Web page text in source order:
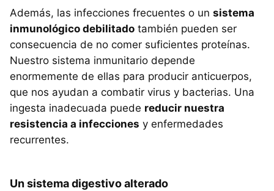
Además, las infecciones frecuentes o un sistema
inmunológico debilitado también pueden ser
consecuencia de no comer suficientes proteínas.
Nuestro sistema inmunitario depende
enormemente de ellas para producir anticuerpos,
que nos ayudan a combatir virus y bacterias. Una
ingesta inadecuada puede reducir nuestra
resistencia a infecciones y enfermedades
recurrentes.
Un sistema digestivo alterado